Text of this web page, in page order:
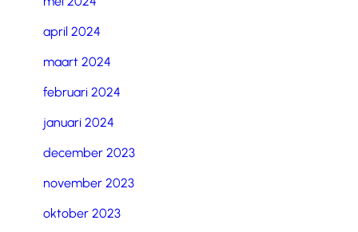
april 2024
maart 2024
februari 2024
januari 2024
december 2023
november 2023
oktober 2023